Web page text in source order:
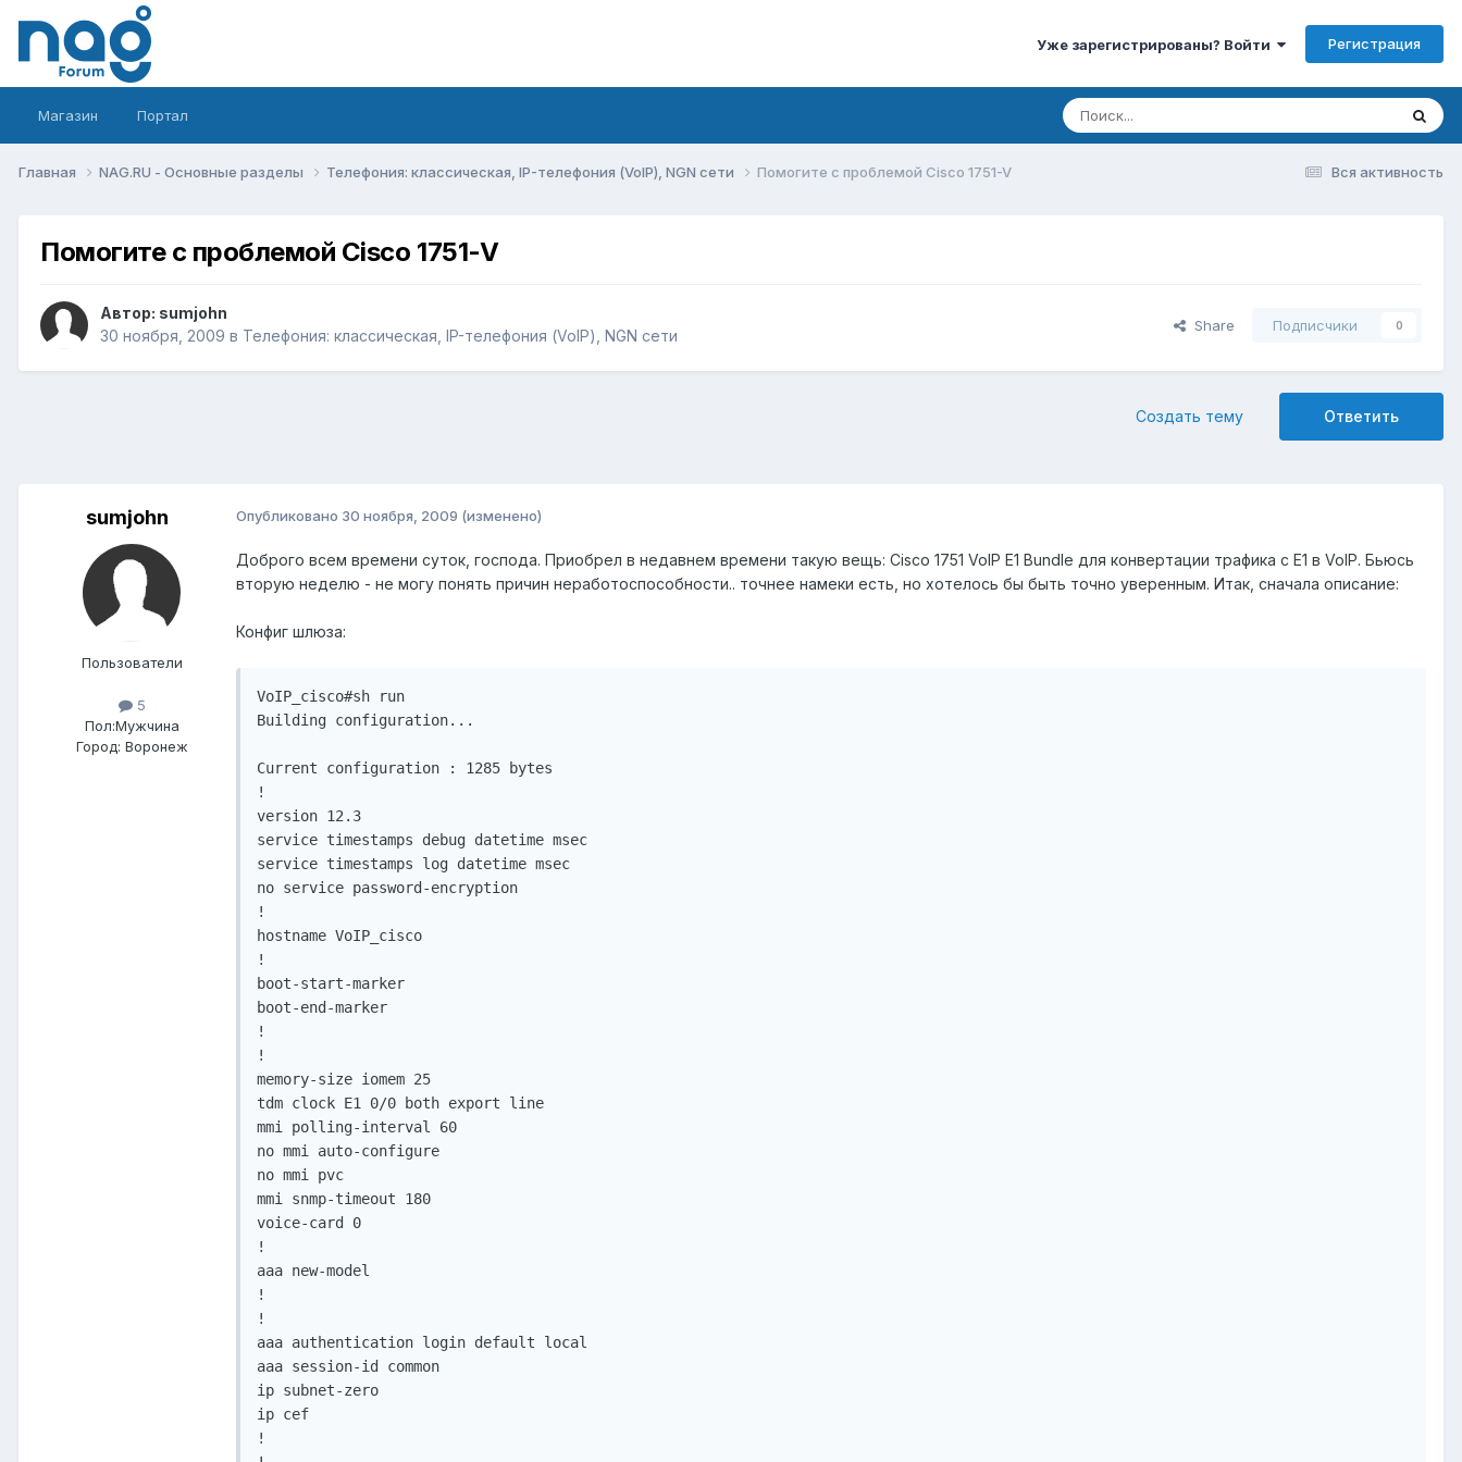
Уже зарегистрированы? Войти Регистрация
Магазин Портал
Вся активность
Главная NAG.RU - Основные разделы Телефония: классическая, IP-телефония (VoIP), NGN сети Помогите с проблемой Cisco 1751-V
Помогите с проблемой Cisco 1751-V
Автор: sumjohn
30 ноября, 2009 в Телефония: классическая, IP-телефония (VoIP), NGN сети
Share Подписчики 0
Ответить
Создать тему
sumjohn
Пользователи
5
Пол:Мужчина
Город: Воронеж
Опубликовано 30 ноября, 2009 (изменено)
Доброго всем времени суток, господа. Приобрел в недавнем времени такую вещь: Cisco 1751 VoIP E1 Bundle для конвертации трафика с E1 в VoIP. Бьюсь
вторую неделю - не могу понять причин неработоспособности.. точнее намеки есть, но хотелось бы быть точно уверенным. Итак, сначала описание:
Конфиг шлюза:
VoIP_cisco#sh run
Building configuration...
Current configuration : 1285 bytes
!
version 12.3
service timestamps debug datetime msec
service timestamps log datetime msec
no service password-encryption
!
hostname VoIP_cisco
!
boot-start-marker
boot-end-marker
!
!
memory-size iomem 25
tdm clock E1 0/0 both export line
mmi polling-interval 60
no mmi auto-configure
no mmi pvc
mmi snmp-timeout 180
voice-card 0
!
aaa new-model
!
!
aaa authentication login default local
aaa session-id common
ip subnet-zero
ip cef
!